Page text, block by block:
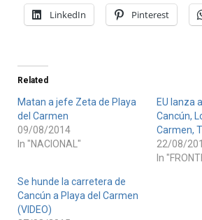
LinkedIn Pinterest
Related
Matan a jefe Zeta de Playa
del Carmen
09/08/2014
In "NACIONAL"
EU lanza
Cancún,
Carmen,
22/08/
In
Se hunde la carretera de
Cancún a Playa del Carmen
(VIDEO)